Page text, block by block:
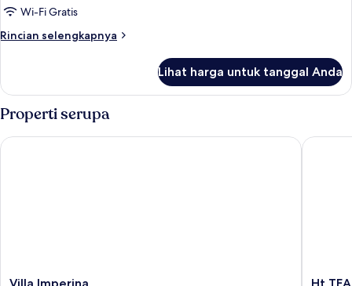
Wi-Fi Gratis
Rincian selengkapnya
Rincian
Kamar
Quadruple
Lihat harga untuk tanggal Anda
Properti serupa
Villa
Villa Imperina
Villa Imperina
Ht
Ht
Ht TEA